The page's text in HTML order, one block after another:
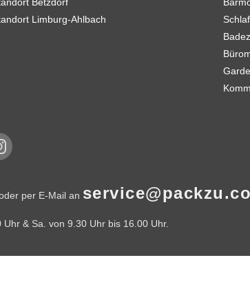
Betzdorf
Limburg-Ahlbach
per E-Mail an
& Sa. von 9.30 Uhr bis 16.00 Uhr.